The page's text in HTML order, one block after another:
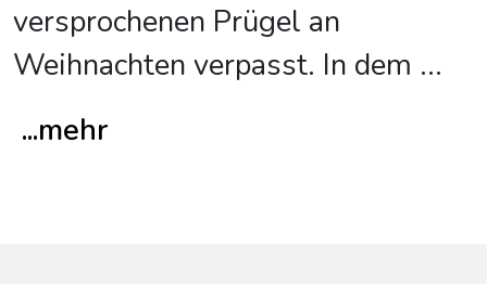
versprochenen Prügel an
Weihnachten verpasst. In dem ...
...mehr